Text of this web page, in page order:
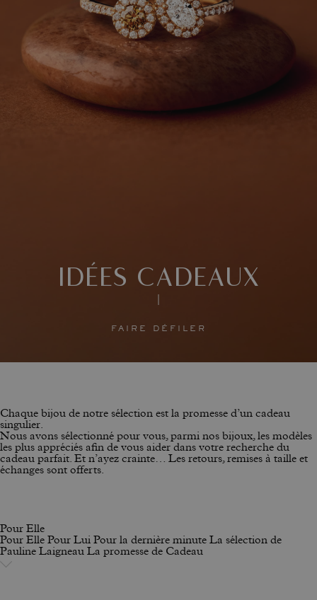
IDÉES CADEAUX
FAIRE DÉFILER
Chaque bijou de notre sélection est la promesse d’un cadeau
singulier.
Nous avons sélectionné pour vous, parmi nos bijoux, les modèles
les plus appréciés afin de vous aider dans votre recherche du
cadeau parfait. Et n’ayez crainte… Les retours, remises à taille et
échanges sont offerts.
Pour Elle
Pour Elle Pour Lui Pour la dernière minute La sélection de
Pauline Laigneau La promesse de Cadeau